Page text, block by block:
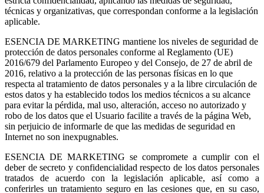
técnicas y organizativas, que correspondan conforme a la legislación
aplicable.
ESENCIA DE MARKETING mantiene los niveles de seguridad de
protección de datos personales conforme al Reglamento (UE)
2016/679 del Parlamento Europeo y del Consejo, de 27 de abril de
2016, relativo a la protección de las personas físicas en lo que
respecta al tratamiento de datos personales y a la libre circulación de
estos datos y ha establecido todos los medios técnicos a su alcance
para evitar la pérdida, mal uso, alteración, acceso no autorizado y
robo de los datos que el Usuario facilite a través de la página Web,
sin perjuicio de informarle de que las medidas de seguridad en
Internet no son inexpugnables.
ESENCIA DE MARKETING se compromete a cumplir con el
deber de secreto y confidencialidad respecto de los datos personales
tratados de acuerdo con la legislación aplicable, así como a
conferirles un tratamiento seguro en las cesiones que, en su caso,